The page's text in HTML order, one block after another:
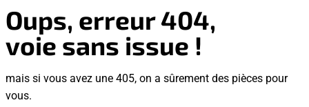
Oups, erreur 404,
voie sans issue !
mais si vous avez une 405, on a sûrement des pièces pour
vous.